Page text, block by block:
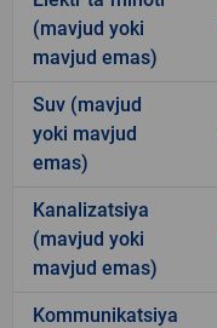
(mavjud yoki
mavjud emas)
Suv (mavjud
yoki mavjud
emas)
Kanalizatsiya
(mavjud yoki
mavjud emas)
Kommunikatsiya